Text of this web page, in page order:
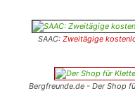
SAAC: Zweitägige
Bergfreunde.de - Der Shop